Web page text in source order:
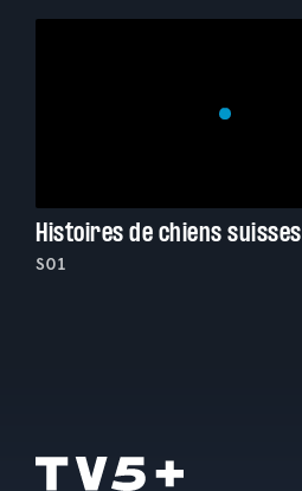
Histoires de chiens suisses
S01